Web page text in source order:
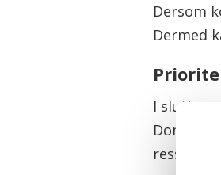
Dersom
Dermed
I slutten
ressurser